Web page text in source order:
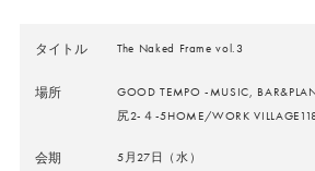
タイトル The Naked Frame vol.3
場所
GOOD TEMPO -MUSIC,
尻2-４-5HOME/WORK VILLAGE118
会期 5月27日（水）